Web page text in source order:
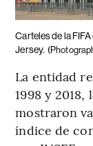
Carteles de la
Jersey.
La entidad
1998 y
mostraron
índice de